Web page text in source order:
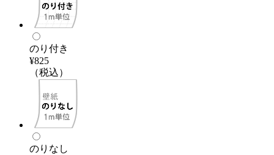
のり付き
¥825
（税込）
のりなし